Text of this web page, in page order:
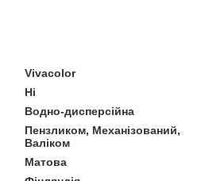
Vivacolor
Ні
Водно-дисперсійна
Пензликом, Механізований,
Валіком
Матова